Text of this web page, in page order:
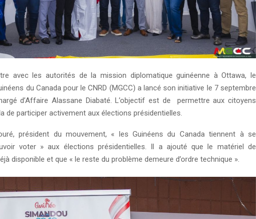
avec les autorités de la mission diplomatique guinéenne à Ottawa, le
du Canada pour le CNRD (MGCC) a lancé son initiative le 7 septembre
d’Affaire Alassane Diabaté. L’objectif est de permettre aux citoyens
de participer activement aux élections présidentielles.
président du mouvement, « les Guinéens du Canada tiennent à se
voter » aux élections présidentielles. Il a ajouté que le matériel de
disponible et que « le reste du problème demeure d’ordre technique ».